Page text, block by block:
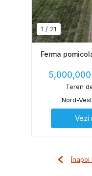
1 / 21
Ferma
Teren
Nord-
Vezi
Înapoi